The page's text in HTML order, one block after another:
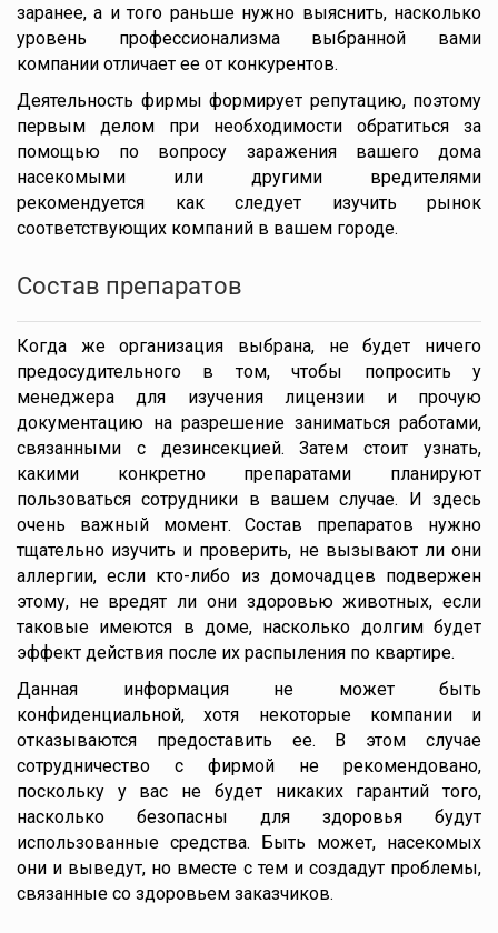
заранее, а и того раньше нужно выяснить, насколько
уровень профессионализма выбранной вами
компании отличает ее от конкурентов.
Деятельность фирмы формирует репутацию, поэтому
первым делом при необходимости обратиться за
помощью по вопросу заражения вашего дома
насекомыми или другими вредителями
рекомендуется как следует изучить рынок
соответствующих компаний в вашем городе.
Состав препаратов
Когда же организация выбрана, не будет ничего
предосудительного в том, чтобы попросить у
менеджера для изучения лицензии и прочую
документацию на разрешение заниматься работами,
связанными с дезинсекцией. Затем стоит узнать,
какими конкретно препаратами планируют
пользоваться сотрудники в вашем случае. И здесь
очень важный момент. Состав препаратов нужно
тщательно изучить и проверить, не вызывают ли они
аллергии, если кто-либо из домочадцев подвержен
этому, не вредят ли они здоровью животных, если
таковые имеются в доме, насколько долгим будет
эффект действия после их распыления по квартире.
Данная информация не может быть
конфиденциальной, хотя некоторые компании и
отказываются предоставить ее. В этом случае
сотрудничество с фирмой не рекомендовано,
поскольку у вас не будет никаких гарантий того,
насколько безопасны для здоровья будут
использованные средства. Быть может, насекомых
они и выведут, но вместе с тем и создадут проблемы,
связанные со здоровьем заказчиков.